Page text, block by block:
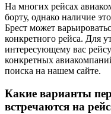
На многих рейсах
борту, однако наличие
Брест может
конкретного рейса. Для
интересующему вас
конкретных
поиска на нашем сайте.
Какие варианты
встречаются на